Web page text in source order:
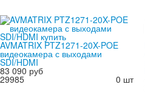
AVMATRIX PTZ1271-20X-POE
видеокамера с выходами
SDI/HDMI
83 090 руб
0 шт
29985